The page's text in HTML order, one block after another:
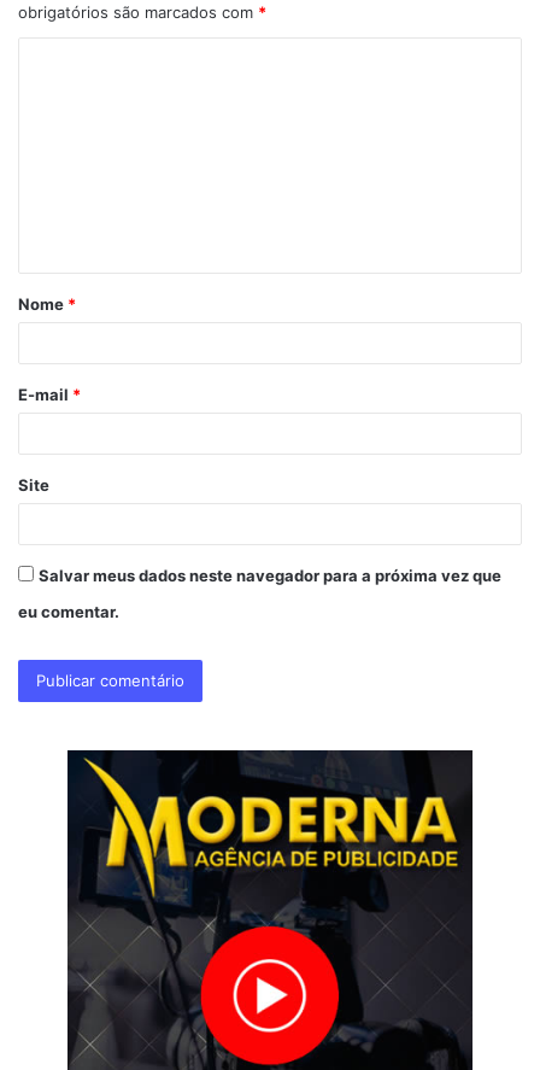
obrigatórios são marcados com *
á
r
*
Nome *
E-mail *
Site
Salvar meus dados neste navegador para a próxima vez que
eu comentar.